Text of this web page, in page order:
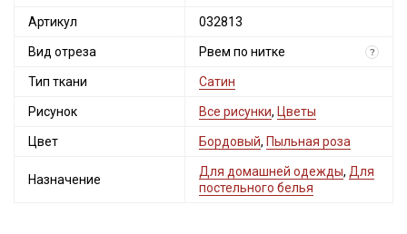
Артикул 032813
Вид отреза Рвем по нитке ?
Тип ткани Сатин
Рисунок Все рисунки, Цветы
Цвет Бордовый, Пыльная роза
Назначение
Для домашней одежды, Для
постельного белья